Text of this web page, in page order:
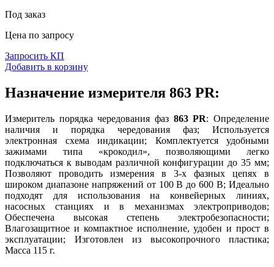
Под заказ
Цена по запросу
Запросить КП
Добавить в корзину
Назначение измерителя 863 PR:
Измеритель порядка чередования фаз 863 PR: Определение
наличия и порядка чередования фаз; Используется
электронная схема индикации; Комплектуется удобными
зажимами типа «крокодил», позволяющими легко
подключаться к выводам различной конфигурации до 35 мм;
Позволяют проводить измерения в 3-х фазных цепях в
широком диапазоне напряжений от 100 В до 600 В; Идеально
подходят для использования на конвейерных линиях,
насосных станциях и в механизмах электроприводов;
Обеспечена высокая степень электробезопасности;
Влагозащитное и компактное исполнение, удобен и прост в
эксплуатации; Изготовлен из высокопрочного пластика;
Масса 115 г.